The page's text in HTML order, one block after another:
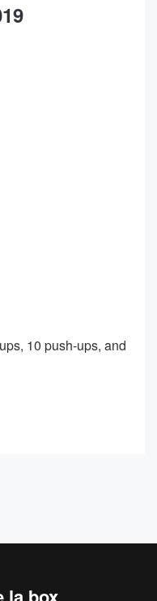
10 push-ups, and